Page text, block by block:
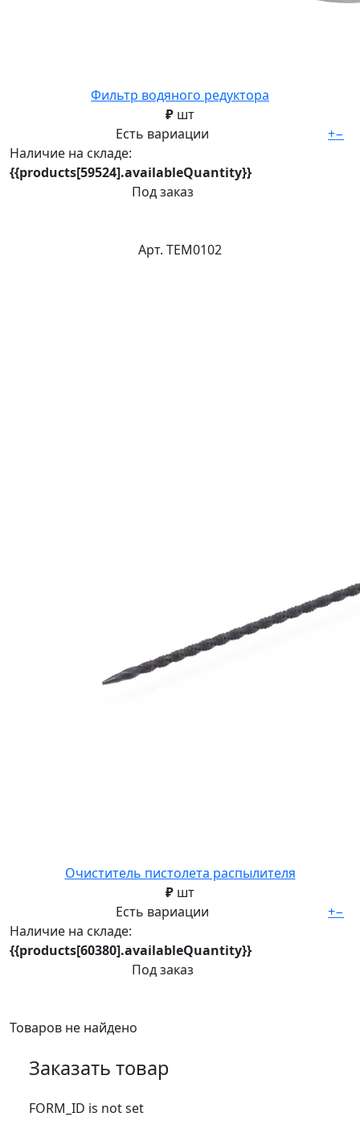
Фильтр водяного редуктора
₽ шт
Есть вариации
Наличие на складе:
{{products[59524].availableQuantity}}
Под заказ
+−
Арт. ТЕМ0102
Очиститель пистолета распылителя
₽ шт
Есть вариации
Наличие на складе:
{{products[60380].availableQuantity}}
Под заказ
+−
Товаров не найдено
Заказать товар
FORM_ID is not set